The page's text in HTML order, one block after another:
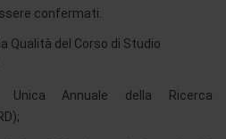
confermati.
Qualità del Corso di Studio
Unica Annuale della Ricerca